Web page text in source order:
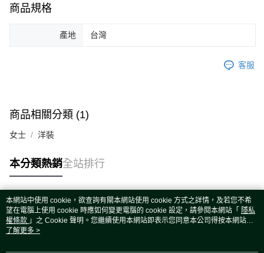
宅配
商品規格
產地 台灣
客服
商品相關分類 (1)
女士 洋裝
本分類熱銷全站排行
熱門標籤
本網站中使用 cookie，欲查詢有關本網站使用 cookie 方式之詳情，及若您不希
望在電腦上使用 cookie 時應如何變更電腦的 cookie 設定，請參閱本網站「 隱私
權條款 」之 Cookie 聲明。您繼續使用本網站即表示您同意本公司得按本網站使
用條款之 Cookie 聲明使用 cookie。
了解更多 >